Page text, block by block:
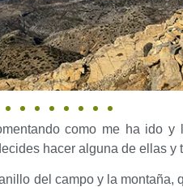
como me ha ido y
hacer alguna de ellas
del campo y la montaña,